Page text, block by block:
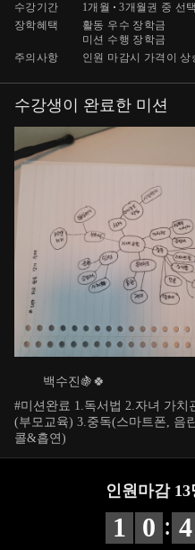
수강기간
1개월 3개월 권 중 선택
장학혜택
활동 우수 장학금
미션 수행 장학금
주의사항
인원 마감시 가격이 상
수강생이 완료한 미션
백수진🍇🍀
#미션완료 1.독서법 2.자녀 가치
(부모교육) 3.중독(스마트폰, 음
콜&흡연)
인원마감 13
1 0 : 4